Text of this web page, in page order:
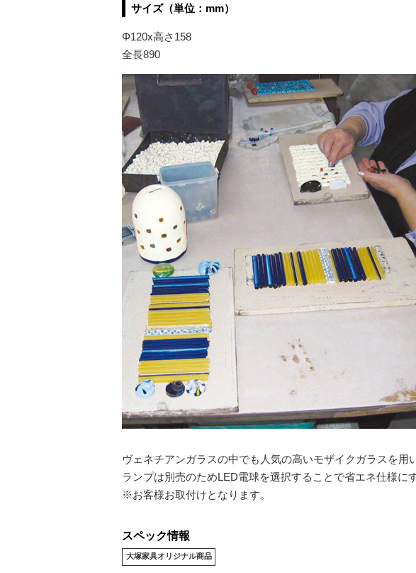
サイズ（単位：mm）
Φ120x高さ158
全長890
ヴェネチアンガラスの中でも人気の高いモザイクガラスを用
ランプは別売のためLED電球を選択することで省エネ仕様に
※お客様お取付けとなります。
スペック情報
大塚家具オリジナル商品